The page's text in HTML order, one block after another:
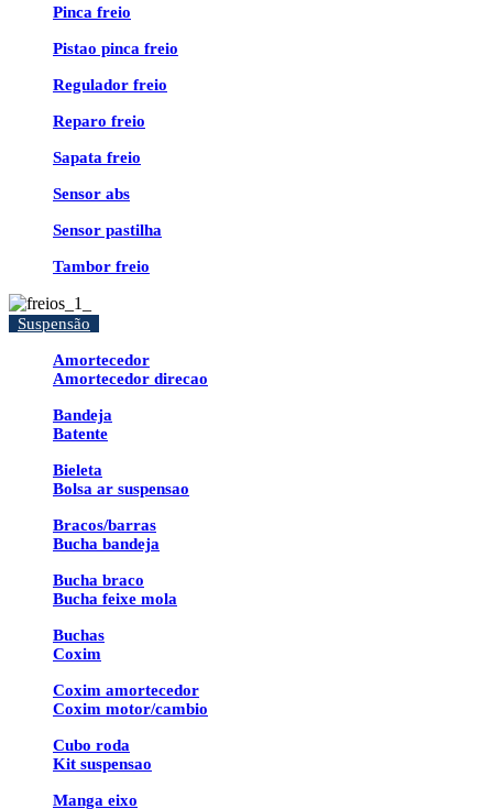
Pinca freio
Pistao pinca freio
Regulador freio
Reparo freio
Sapata freio
Sensor abs
Sensor pastilha
Tambor freio
Suspensão
Amortecedor
Amortecedor direcao
Bandeja
Batente
Bieleta
Bolsa ar suspensao
Bracos/barras
Bucha bandeja
Bucha braco
Bucha feixe mola
Buchas
Coxim
Coxim amortecedor
Coxim motor/cambio
Cubo roda
Kit suspensao
Manga eixo